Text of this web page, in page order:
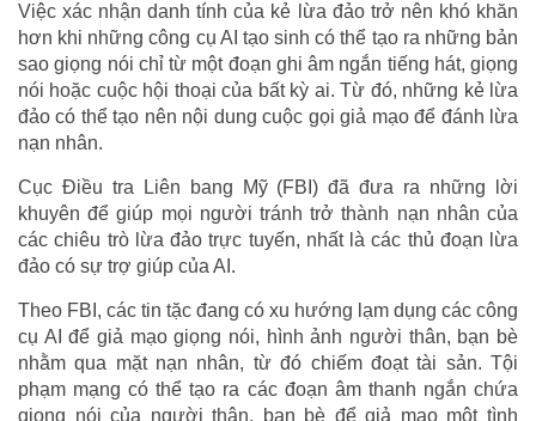
Việc xác nhận danh tính của kẻ lừa đảo trở nên khó khăn
hơn khi những công cụ AI tạo sinh có thể tạo ra những bản
sao giọng nói chỉ từ một đoạn ghi âm ngắn tiếng hát, giọng
nói hoặc cuộc hội thoại của bất kỳ ai. Từ đó, những kẻ lừa
đảo có thể tạo nên nội dung cuộc gọi giả mạo để đánh lừa
nạn nhân.
Cục Điều tra Liên bang Mỹ (FBI) đã đưa ra những lời
khuyên để giúp mọi người tránh trở thành nạn nhân của
các chiêu trò lừa đảo trực tuyến, nhất là các thủ đoạn lừa
đảo có sự trợ giúp của AI.
Theo FBI, các tin tặc đang có xu hướng lạm dụng các công
cụ AI để giả mạo giọng nói, hình ảnh người thân, bạn bè
nhằm qua mặt nạn nhân, từ đó chiếm đoạt tài sản. Tội
phạm mạng có thể tạo ra các đoạn âm thanh ngắn chứa
giọng nói của người thân, bạn bè để giả mạo một tình